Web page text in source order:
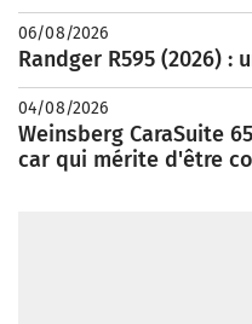
06/08/2026
Randger R595 (2026) :
04/08/2026
Weinsberg CaraSuite
car qui mérite d'être